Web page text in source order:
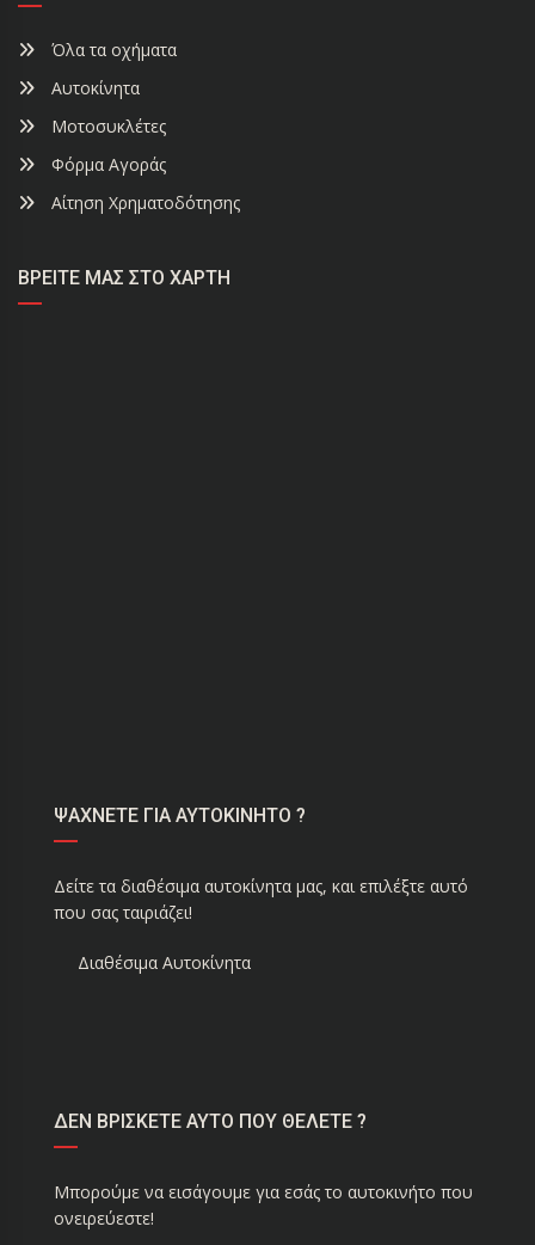
Όλα τα οχήματα
Αυτοκίνητα
Μοτοσυκλέτες
Φόρμα Αγοράς
Αίτηση Χρηματοδότησης
ΒΡΕΊΤΕ ΜΑΣ ΣΤΟ ΧΆΡΤΗ
ΨΑΧΝΕΤΕ ΓΙΑ ΑΥΤΟΚΙΝΗΤΟ ?
Δείτε τα διαθέσιμα αυτοκίνητα μας, και επιλέξτε αυτό
που σας ταιριάζει!
Διαθέσιμα Αυτοκίνητα
ΔΕΝ ΒΡΙΣΚΕΤΕ ΑΥΤΟ ΠΟΥ ΘΕΛΕΤΕ ?
Μπορούμε να εισάγουμε για εσάς το αυτοκινήτο που
ονειρεύεστε!